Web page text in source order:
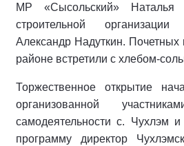
МР «Сысольский» Наталья
строительной
Александр Надуткин. Почетных
районе встретили с хлебом-
Торжественное открытие
организованной
самодеятельности с. Чухлэм
программу директор